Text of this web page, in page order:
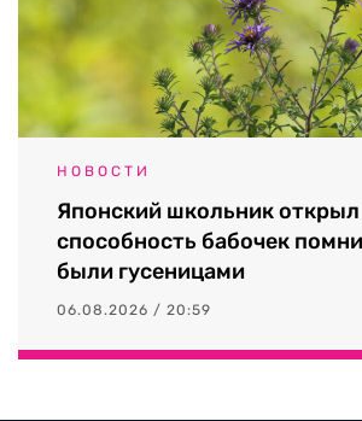
НОВОСТИ
Японский школьник открыл
способность бабочек
были гусеницами
06.08.2026 / 20:59